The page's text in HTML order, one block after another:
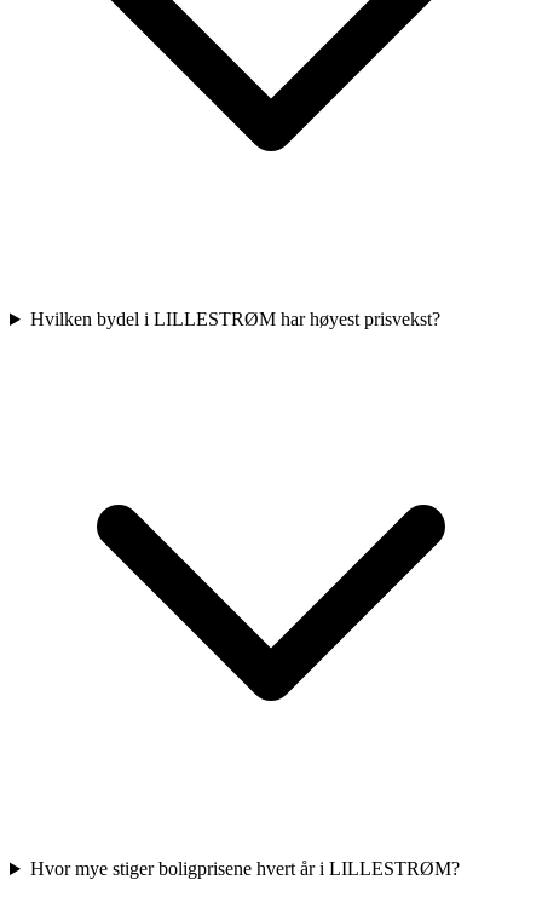
Hvilken bydel i LILLESTRØM har høyest prisvekst?
Hvor mye stiger boligprisene hvert år i LILLESTRØM?